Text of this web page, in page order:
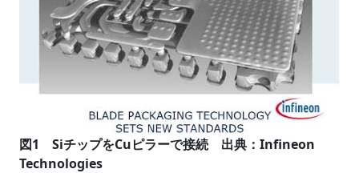
図1 SiチップをCuピラーで接続 出典：Infineon
Technologies